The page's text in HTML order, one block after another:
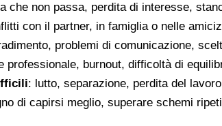
che non passa, perdita di interesse,
con il partner, in famiglia o nelle
problemi di comunicazione,
professionale, burnout, difficoltà di
: lutto, separazione, perdita del
di capirsi meglio, superare schemi